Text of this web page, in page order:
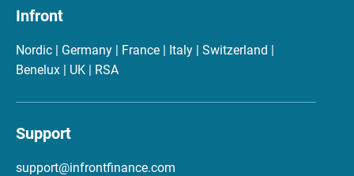
Infront
Nordic | Germany | France | Italy | Switzerland |
Benelux | UK | RSA
Support
support@infrontfinance.com